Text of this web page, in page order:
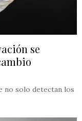
se
no solo detectan los